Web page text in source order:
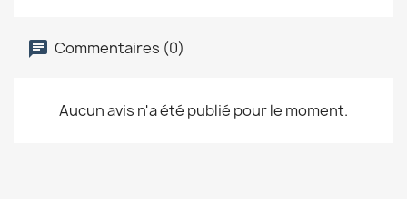
Commentaires (0)
Aucun avis n'a été publié pour le moment.